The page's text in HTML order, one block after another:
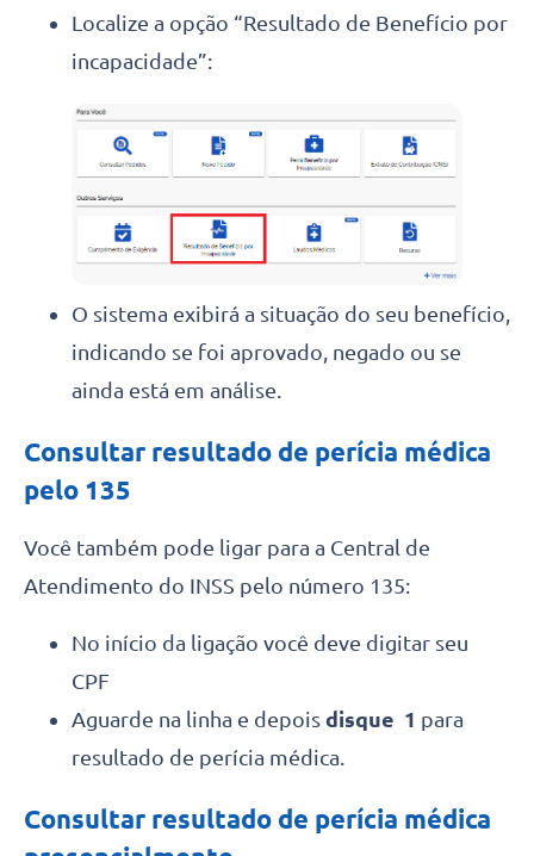
Localize a opção “Resultado de Benefício por
incapacidade”:
O sistema exibirá a situação do seu benefício,
indicando se foi aprovado, negado ou se
ainda está em análise.
Consultar resultado de perícia médica
pelo 135
Você também pode ligar para a Central de
Atendimento do INSS pelo número 135:
No início da ligação você deve digitar seu
CPF
Aguarde na linha e depois disque 1 para
resultado de perícia médica.
Consultar resultado de perícia médica